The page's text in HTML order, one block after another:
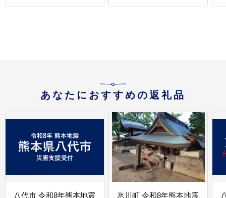
あなたにおすすめの返礼品
八代市 令和8年熊本地震
氷川町 令和8年熊本地震